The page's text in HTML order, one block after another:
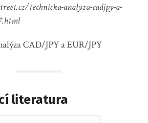
technicka-analyza-cadjpy-a-
literatura